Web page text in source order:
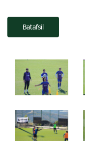
Batafsil